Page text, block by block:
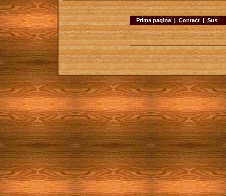
Prima pagina| Contact| Sus